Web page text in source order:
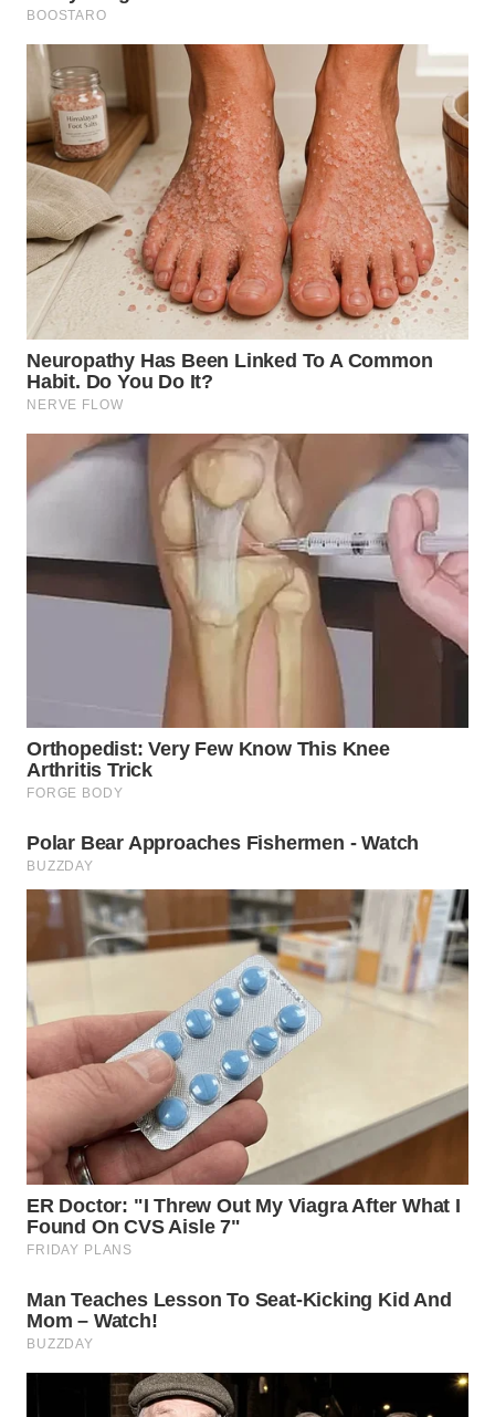
WN
TINGGI
WN
PAKPAK
WN
KARAWANG
WN
BEKASI
WN
BOGOR
DEPOK
LAWAS
SUMEDANG
WN
CIANJUR
SERIBU
WN
TANGERANG
WN
BINJAI
WN
INDRAMAYU